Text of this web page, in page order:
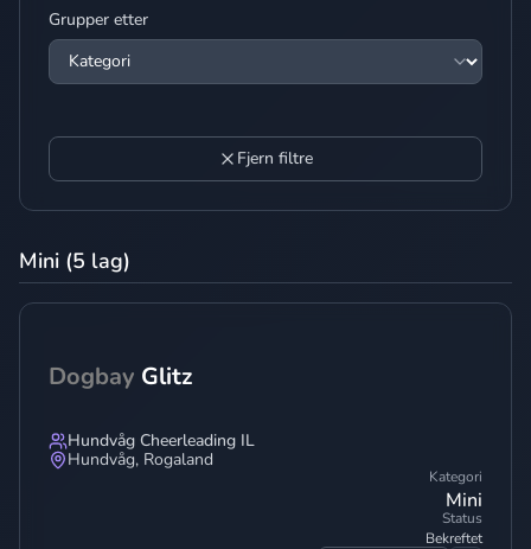
Grupper etter
Fjern filtre
Mini (5 lag)
Dogbay Glitz
Hundvåg Cheerleading IL
Hundvåg, Rogaland
Kategori
Mini
Status
Bekreftet